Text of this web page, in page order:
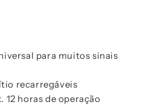
para muitos sinais
recarregáveis
horas de operação